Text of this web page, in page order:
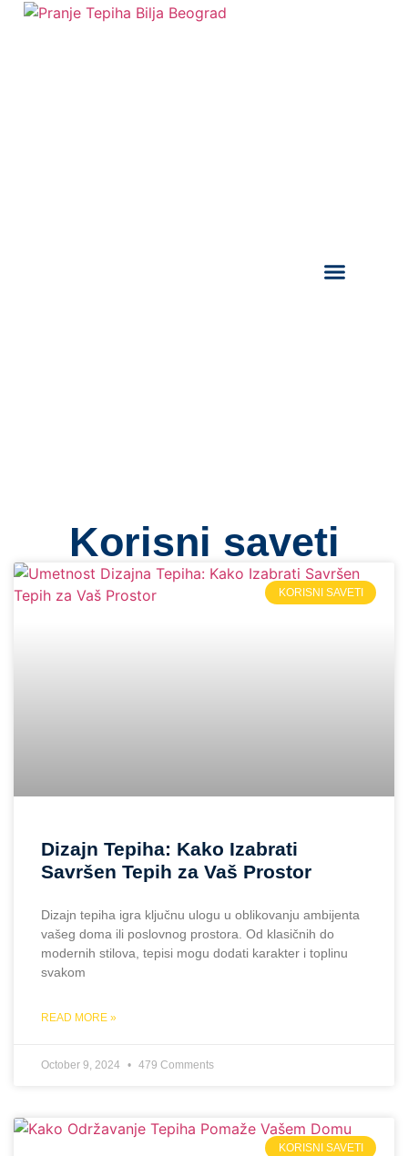
Korisni saveti
KORISNI SAVETI
Dizajn Tepihа: Kako Izabrati
Savršen Tepih za Vaš Prostor
Dizajn tepiha igra ključnu ulogu u oblikovanju ambijenta
vašeg doma ili poslovnog prostora. Od klasičnih do
modernih stilova, tepisi mogu dodati karakter i toplinu
svakom
READ MORE »
October 9, 2024 479 Comments
KORISNI SAVETI